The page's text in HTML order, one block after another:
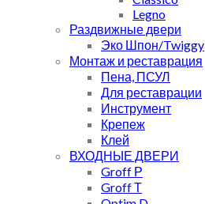
Legno
Раздвижные двери
Эко Шпон/Twiggy
Монтаж и реставрация
Пена, ПСУЛ
Для реставрации
Инструмент
Крепеж
Клей
ВХОДНЫЕ ДВЕРИ
Groff Р
Groff Т